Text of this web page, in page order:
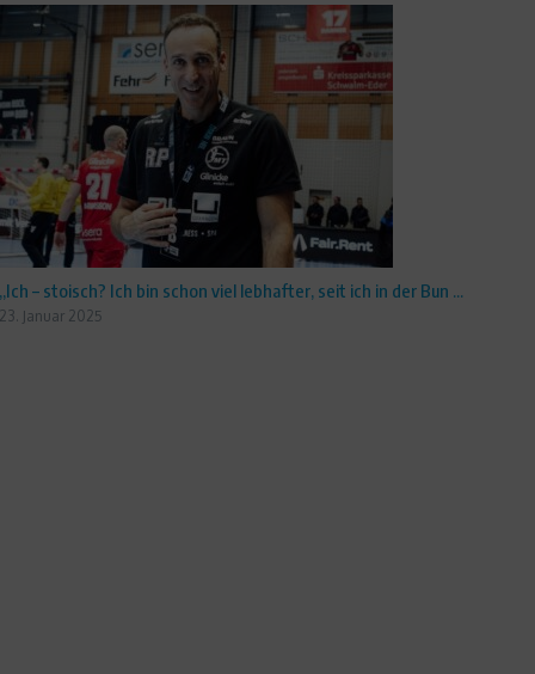
„Ich – stoisch? Ich bin schon viel lebhafter, seit ich in der Bun ...
23. Januar 2025